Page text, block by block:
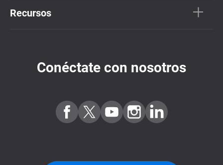
Recursos
Conéctate con nosotros